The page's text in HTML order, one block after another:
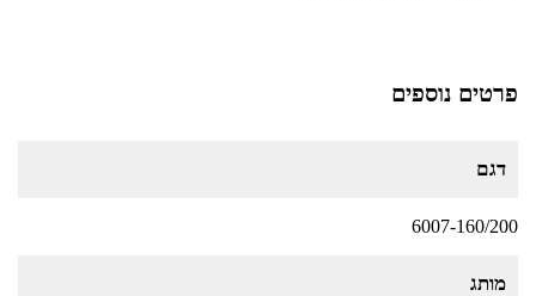
פרטים נוספים
דגם
6007-160/200
מותג